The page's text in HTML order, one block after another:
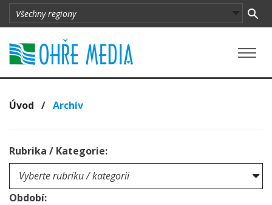
Úvod / Archív
Rubrika / Kategorie:
Období: